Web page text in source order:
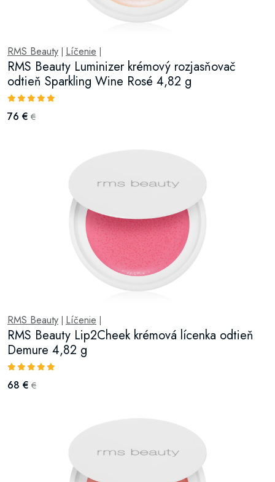
RMS Beauty Líčenie
RMS Beauty Luminizer krémový rozjasňovač
odtieň Sparkling Wine Rosé 4,82 g
76 € €
RMS Beauty Líčenie
RMS Beauty Lip2Cheek krémová lícenka odtieň
Demure 4,82 g
68 € €